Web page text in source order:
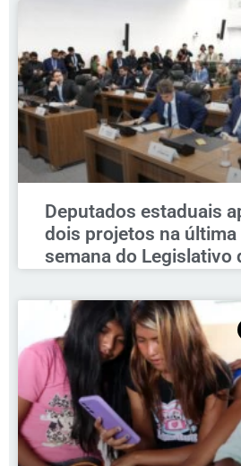
Deputados estaduais
dois projetos na
semana do Legislativo